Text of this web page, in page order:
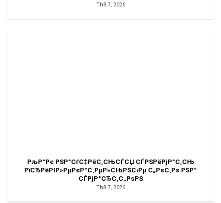
Th8 7, 2026
РљР°Рє РЅР°СѓС‡РёС‚СЊСЃСЏ СЃРЅРёРјР°С‚СЊ
РїСЂРёРІР»РµРєР°С‚РµР»СЊРЅС‹Рµ С„РѕС‚Рѕ РЅР°
СЃРјР°СЂС‚С„РѕРЅ
Th8 7, 2026